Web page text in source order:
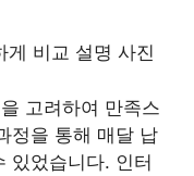
고려하여 만족스
정을 통해 매달 납
있었습니다. 인터